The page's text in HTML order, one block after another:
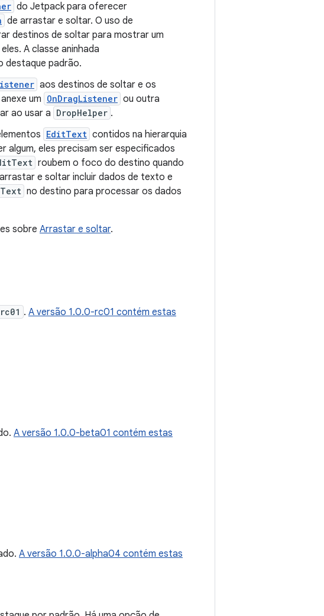
do Jetpack para oferecer
de arrastar e soltar. O uso de
destinos de soltar para mostrar um
A classe aninhada
destaque padrão.
aos destinos de soltar e os
um OnDragListener ou outra
ao usar a DropHelper .
EditText contidos na hierarquia
algum, eles precisam ser especificados
roubem o foco do destino quando
e soltar incluir dados de texto e
no destino para processar os dados
sobre Arrastar e soltar.
. A versão 1.0.0-rc01 contém estas
A versão 1.0.0-beta01 contém estas
A versão 1.0.0-alpha04 contém estas